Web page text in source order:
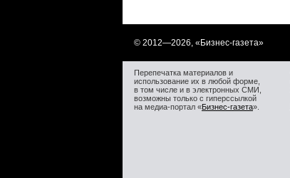
© 2012—2026, «Бизнес-газета»
Перепечатка материалов и
использование их в любой форме,
в том числе и в электронных СМИ,
возможны только с гиперссылкой
на медиа-портал «Бизнес-газета».